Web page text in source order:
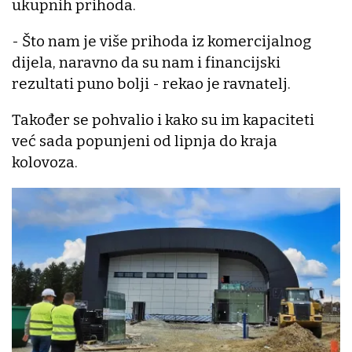
ukupnih prihoda.
- Što nam je više prihoda iz komercijalnog
dijela, naravno da su nam i financijski
rezultati puno bolji - rekao je ravnatelj.
Također se pohvalio i kako su im kapaciteti
već sada popunjeni od lipnja do kraja
kolovoza.